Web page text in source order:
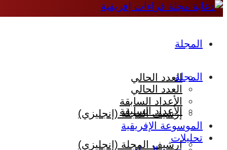
المجلة
العدد الحالي
الأعداد السابقة
إرشيف المجلة (إنجليزي)
المجلة
العدد الحالي
الأعداد السابقة
إرشيف المجلة (إنجليزي)
الموسوعة الإفريقية
تحليلات